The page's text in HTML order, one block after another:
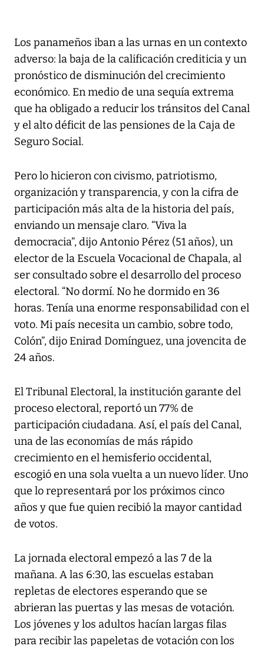
Los panameños iban a las urnas en un contexto
adverso: la baja de la calificación crediticia y un
pronóstico de disminución del crecimiento
económico. En medio de una sequía extrema
que ha obligado a reducir los tránsitos del Canal
y el alto déficit de las pensiones de la Caja de
Seguro Social.
Pero lo hicieron con civismo, patriotismo,
organización y transparencia, y con la cifra de
participación más alta de la historia del país,
enviando un mensaje claro. “Viva la
democracia”, dijo Antonio Pérez (51 años), un
elector de la Escuela Vocacional de Chapala, al
ser consultado sobre el desarrollo del proceso
electoral. “No dormí. No he dormido en 36
horas. Tenía una enorme responsabilidad con el
voto. Mi país necesita un cambio, sobre todo,
Colón”, dijo Enirad Domínguez, una jovencita de
24 años.
El Tribunal Electoral, la institución garante del
proceso electoral, reportó un 77% de
participación ciudadana. Así, el país del Canal,
una de las economías de más rápido
crecimiento en el hemisferio occidental,
escogió en una sola vuelta a un nuevo líder. Uno
que lo representará por los próximos cinco
años y que fue quien recibió la mayor cantidad
de votos.
La jornada electoral empezó a las 7 de la
mañana. A las 6:30, las escuelas estaban
repletas de electores esperando que se
abrieran las puertas y las mesas de votación.
Los jóvenes y los adultos hacían largas filas
para recibir las papeletas de votación con los